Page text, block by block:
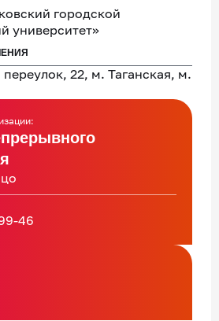
городской
университет»
22, м. Таганская, м.
46